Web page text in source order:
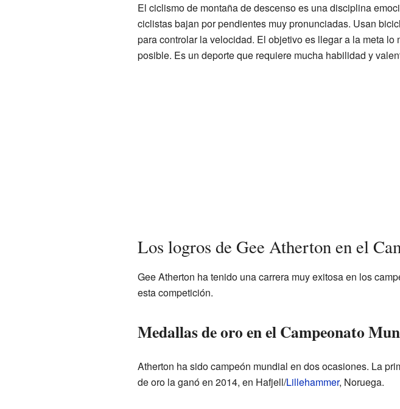
El ciclismo de montaña de descenso es una disciplina
ciclistas bajan por pendientes muy pronunciadas. Usan
para controlar la velocidad. El objetivo es llegar a la meta lo
posible. Es un deporte que requiere mucha habilidad y
Los logros de Gee Atherton en el
Gee Atherton ha tenido una carrera muy exitosa en los
esta competición.
Medallas de oro en el Campeonato
Atherton ha sido campeón mundial en dos ocasiones. La
de oro la ganó en 2014, en Hafjell/Lillehammer, Noruega.